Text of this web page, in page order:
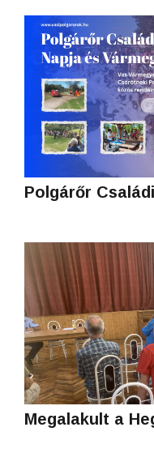
Polgárőr
Megalakult a